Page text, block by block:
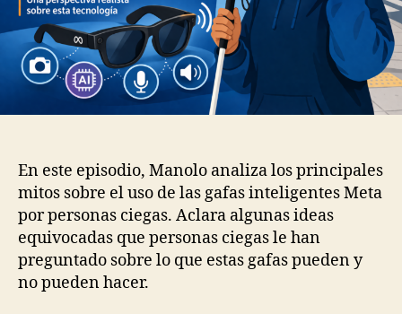
En este episodio, Manolo analiza los principales
mitos sobre el uso de las gafas inteligentes Meta
por personas ciegas. Aclara algunas ideas
equivocadas que personas ciegas le han
preguntado sobre lo que estas gafas pueden y
no pueden hacer.